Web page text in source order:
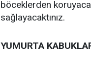
böceklerden
sağlayacaktınız.
YUMURTA